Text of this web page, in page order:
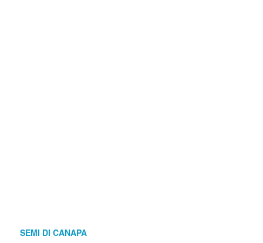
SEMI DI CANAPA